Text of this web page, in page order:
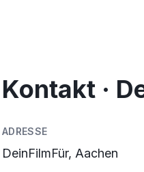
Kontakt ·
ADRESSE
DeinFilmFür, Aachen